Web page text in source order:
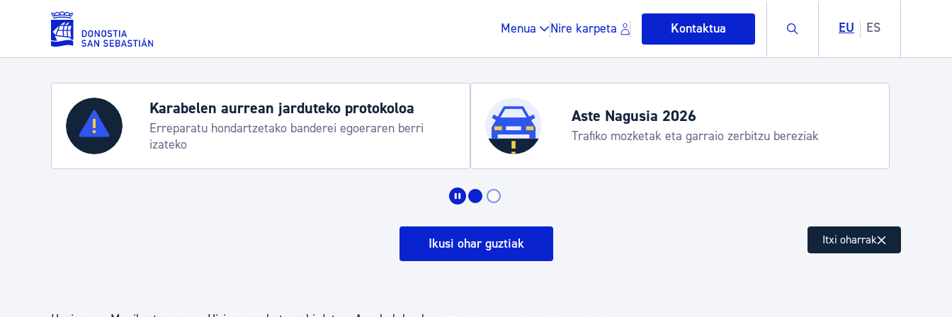
Eduki nagusira joan
Menua Nire karpeta Kontaktua Buscar EU ES
Zerbitzuak
Errolda eta gai pertsonalak
Gune publikoa, hondakinak eta ingurumena
Karabelen aurrean jarduteko protokoloa
Erreparatu hondartzetako banderei egoeraren berri
izateko
Aste Nagusia 2026
Trafiko mozketak eta garraio zerbitzu bereziak
Ikusi ohar guztiak Itxi oharrak